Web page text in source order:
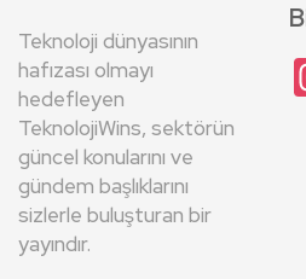
Teknoloji dünyasının
hafızası olmayı
hedefleyen
TeknolojiWins, sektörün
güncel konularını ve
gündem başlıklarını
sizlerle buluşturan bir
yayındır.